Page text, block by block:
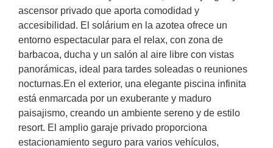
ascensor privado que aporta comodidad y
accesibilidad. El solárium en la azotea ofrece un
entorno espectacular para el relax, con zona de
barbacoa, ducha y un salón al aire libre con vistas
panorámicas, ideal para tardes soleadas o reuniones
nocturnas.En el exterior, una elegante piscina infinita
está enmarcada por un exuberante y maduro
paisajismo, creando un ambiente sereno y de estilo
resort. El amplio garaje privado proporciona
estacionamiento seguro para varios vehículos,